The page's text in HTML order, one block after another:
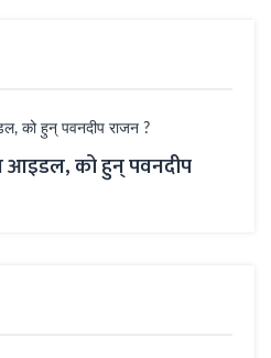
आइडल, को हुन् पवनदीप